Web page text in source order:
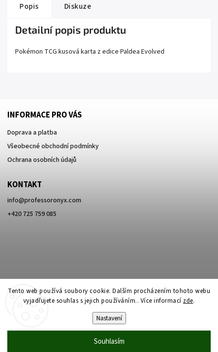
Tento web používá soubory cookie. Dalším procházením tohoto webu
vyjadřujete souhlas s jejich používáním.. Více informací zde.
Nastavení
Souhlasím
Popis Diskuze
Detailní popis produktu
Pokémon TCG kusová karta z edice Paldea Evolved
INFORMACE PRO VÁS
Doprava a platba
Všeobecné obchodní podmínky
Ochrana osobních údajů
KONTAKT
info@professoronyx.com
+420 725 759 085
Professor Onyx. Všechna práva vyhrazena.